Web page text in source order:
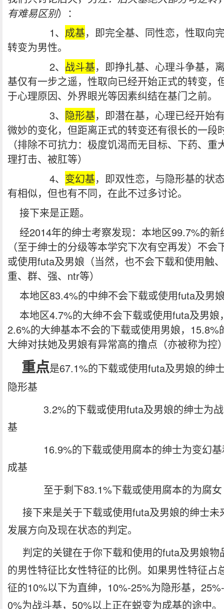
有难易区别）：
1、 成基，即完全基、同性恋，性取向
转变为男性。
2、 战斗基，即挣扎基、心理斗争基，
基仅有一步之遥，性取向已经开始正式的转变，
于心理原因、外界眼光等因素纠结在基门之前。
3、 隐形基，即潜在基，心理已经开始
微妙的变化，但距离正式的转变还有很长的一段
（排除不可抗力：极度饥渴而无目标、下药、重
理打击、被肛等）
4、 变幻基，即双性恋，与隐形基的状
有相似，但也有不同，在此不过多讨论。
接下来是正题。
经2014年的绅士考察发现：本地区99.7%的新
（至于绅士的分级等本学究下次有空再发）不会
或使用futa及男娘（当然，也不会下载和使用触、
重、群、强、ntr等）
本地区83.4%的中绅不会下载或使用futa及男
本地区4.7%的大绅不会下载或使用futa及男娘
2.6%的大绅基本不会的下载或使用男娘，15.8%
大绅对扶她及男娘有异常高的撸点（亦被称为控
重点是67.1%的下载或使用futa及男娘的绅
隐形基
3.2%的下载或使用futa及男娘的绅士为
基
16.9%的下载或使用腐本的绅士为变幻基
成基
至于剩下83.1%下载或使用腐本的为腐女
接下来是关于下载或使用futa及男娘的绅士未
发展方向及现在状态的判定。
判定的关键在于你下载和使用的futa及男娘物
的男性特征比女性特征的比例。如果男性特征占
征的10%以下为直绅，10%-25%为隐形基，
0%为战斗基，50%以上正在蜕变为成基的途中。